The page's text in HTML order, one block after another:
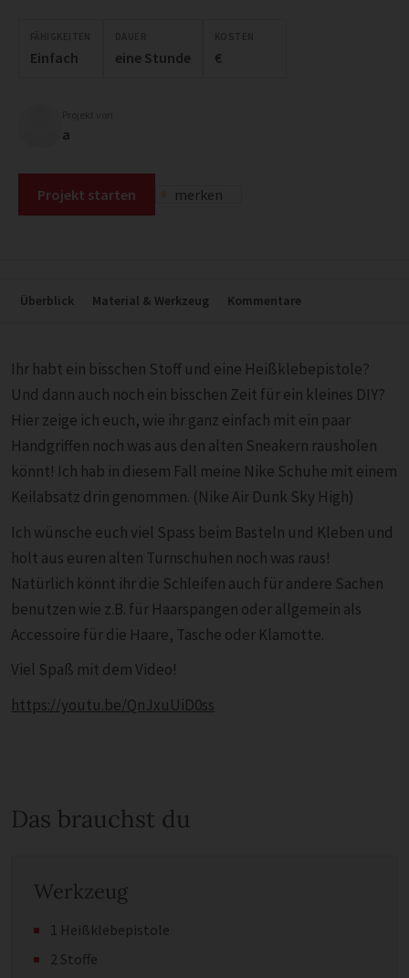
Einfach eine Stunde €
a
Projekt starten merken
Überblick Material & Werkzeug Kommentare
Ihr habt ein bisschen Stoff und eine Heißklebepistole?
Und dann auch noch ein bisschen Zeit für ein kleines DIY?
Hier zeige ich euch, wie ihr ganz einfach mit ein paar
Handgriffen noch was aus den alten Sneakern rausholen
könnt! Ich hab in diesem Fall meine Nike Schuhe mit einem
Keilabsatz drin genommen. (Nike Air Dunk Sky High)
Ich wünsche euch viel Spass beim Basteln und Kleben und
holt aus euren alten Turnschuhen noch was raus!
Natürlich könnt ihr die Schleifen auch für andere Sachen
benutzen wie z.B. für Haarspangen oder allgemein als
Accessoire für die Haare, Tasche oder Klamotte.
Viel Spaß mit dem Video!
https://youtu.be/QnJxuUiD0ss
Das brauchst du
Werkzeug
1 Heißklebepistole
2 Stoffe